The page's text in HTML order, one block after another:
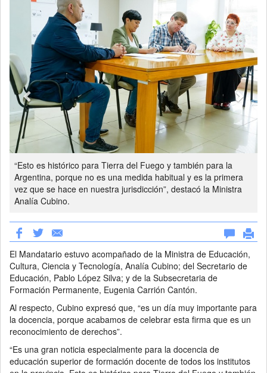
“Esto es histórico para Tierra del Fuego y también para la
Argentina, porque no es una medida habitual y es la primera
vez que se hace en nuestra jurisdicción”, destacó la Ministra
Analía Cubino.
El Mandatario estuvo acompañado de la Ministra de Educación,
Cultura, Ciencia y Tecnología, Analía Cubino; del Secretario de
Educación, Pablo López Silva; y de la Subsecretaria de
Formación Permanente, Eugenia Carrión Cantón.
Al respecto, Cubino expresó que, “es un día muy importante para
la docencia, porque acabamos de celebrar esta firma que es un
reconocimiento de derechos”.
“Es una gran noticia especialmente para la docencia de
educación superior de formación docente de todos los institutos